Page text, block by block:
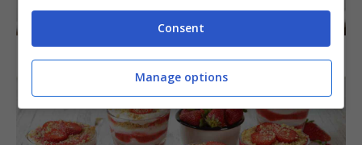
DOLCI
Consent
Manage options